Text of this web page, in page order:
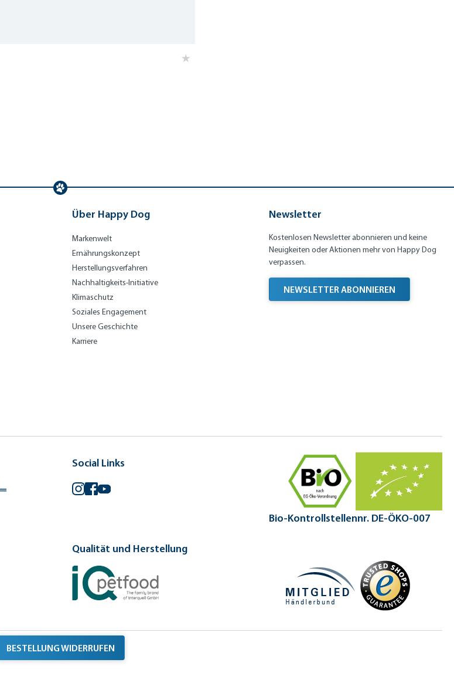
Über Happy Dog
Markenwelt
Ernährungskonzept
Herstellungsverfahren
Nachhaltigkeits-Initiative
Klimaschutz
Soziales Engagement
Unsere Geschichte
Karriere
Newsletter
Kostenlosen Newsletter abonnieren und keine
Neuigkeiten oder Aktionen mehr von Happy Dog
verpassen.
NEWSLETTER ABONNIEREN
Social Links
Instagram
Facebook
YouTube
Bio-Kontrollstellennr. DE-ÖKO-007
Qualität und Herstellung
BESTELLUNG WIDERRUFEN